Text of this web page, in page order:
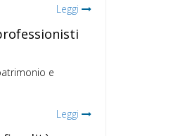
Leggi
e
Leggi